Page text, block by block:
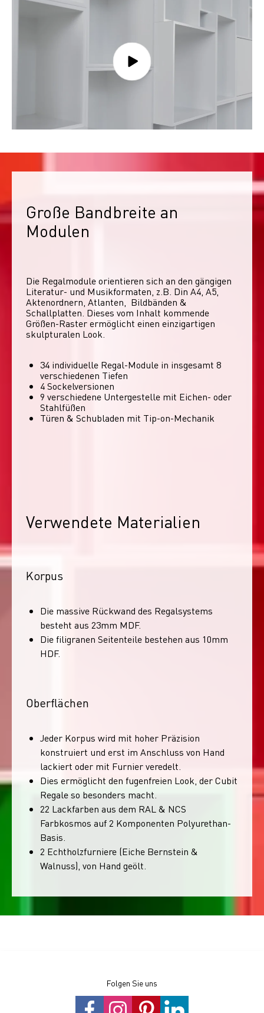
Große Bandbreite an
Modulen
Die Regalmodule orientieren sich an den gängigen
Literatur- und Musikformaten, z.B. Din A4, A5,
Aktenordnern, Atlanten,  Bildbänden &
Schallplatten. Dieses vom Inhalt kommende
Größen-Raster ermöglicht einen einzigartigen
skulpturalen Look.
34 individuelle Regal-Module​ in insgesamt 8
verschiedenen Tiefen
4 Sockelversionen​
9 verschiedene Untergestelle mit Eichen- oder
Stahlfüßen
Türen & Schubladen mit Tip-on-Mechanik
Verwendete Materialien
Korpus
Die massive Rückwand des Regalsystems
besteht aus 23mm MDF.
Die filigranen Seitenteile bestehen aus 10mm
HDF.
Oberflächen
Jeder Korpus wird mit hoher Präzision
konstruiert und erst im Anschluss von Hand
lackiert oder mit Furnier veredelt.
Dies ermöglicht den fugenfreien Look, der Cubit
Regale so besonders macht.
22 Lackfarben aus dem RAL & NCS
Farbkosmos auf 2 Komponenten Polyurethan-
Basis.
2 Echtholzfurniere (Eiche Bernstein &
Walnuss), von Hand geölt.
Folgen Sie uns